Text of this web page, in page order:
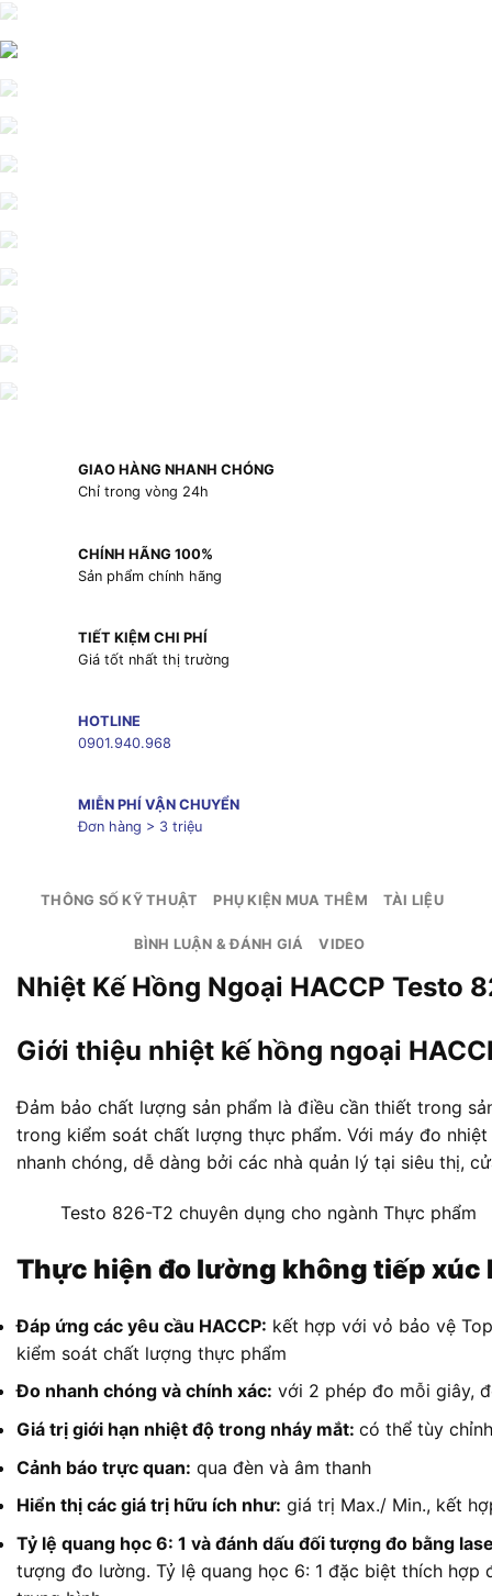
GIAO HÀNG NHANH CHÓNG
Chỉ trong vòng 24h
CHÍNH HÃNG 100%
Sản phẩm chính hãng
TIẾT KIỆM CHI PHÍ
Giá tốt nhất thị trường
HOTLINE
0901.940.968
MIỄN PHÍ VẬN CHUYỂN
Đơn hàng > 3 triệu
THÔNG SỐ KỸ THUẬT PHỤ KIỆN MUA THÊM TÀI LIỆU
BÌNH LUẬN & ĐÁNH GIÁ VIDEO
Nhiệt Kế Hồng Ngoại HACCP Testo
Giới thiệu nhiệt kế hồng ngoại
Đảm bảo chất lượng sản phẩm là điều cần thiết trong
trong kiểm soát chất lượng thực phẩm. Với máy đo
nhanh chóng, dễ dàng bởi các nhà quản lý tại siêu thị,
Testo 826-T2 chuyên dụng cho ngành Thực phẩm
Thực hiện đo lường không tiếp xúc
Đáp ứng các yêu cầu HACCP: kết hợp với vỏ bảo vệ
kiểm soát chất lượng thực phẩm
Đo nhanh chóng và chính xác: với 2 phép đo mỗi giây,
Giá trị giới hạn nhiệt độ trong nháy mắt: có thể tùy
Cảnh báo trực quan: qua đèn và âm thanh
Hiển thị các giá trị hữu ích như: giá trị Max./ Min., kết
Tỷ lệ quang học 6: 1 và đánh dấu đối tượng đo bằng
tượng đo lường. Tỷ lệ quang học 6: 1 đặc biệt thích